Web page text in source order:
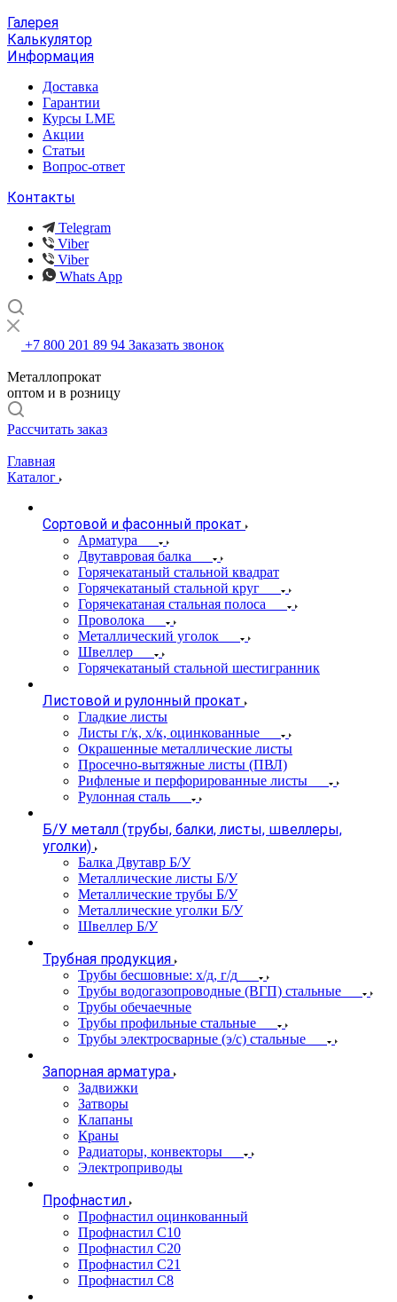
Галерея
Калькулятор
Информация
Доставка
Гарантии
Курсы LME
Акции
Статьи
Вопрос-ответ
Контакты
Telegram
Viber
Viber
Whats App
+7 800 201 89 94 Заказать звонок
Металлопрокат
оптом и в розницу
Рассчитать заказ
Главная
Каталог
Сортовой и фасонный прокат
Арматура
Двутавровая балка
Горячекатаный стальной квадрат
Горячекатаный стальной круг
Горячекатаная стальная полоса
Проволока
Металлический уголок
Швеллер
Горячекатаный стальной шестигранник
Листовой и рулонный прокат
Гладкие листы
Листы г/к, х/к, оцинкованные
Окрашенные металлические листы
Просечно-вытяжные листы (ПВЛ)
Рифленые и перфорированные листы
Рулонная сталь
Б/У металл (трубы, балки, листы, швеллеры,
уголки)
Балка Двутавр Б/У
Металлические листы Б/У
Металлические трубы Б/У
Металлические уголки Б/У
Швеллер Б/У
Трубная продукция
Трубы бесшовные: х/д, г/д
Трубы водогазопроводные (ВГП) стальные
Трубы обечаечные
Трубы профильные стальные
Трубы электросварные (э/с) стальные
Запорная арматура
Задвижки
Затворы
Клапаны
Краны
Радиаторы, конвекторы
Электроприводы
Профнастил
Профнастил оцинкованный
Профнастил С10
Профнастил С20
Профнастил С21
Профнастил С8